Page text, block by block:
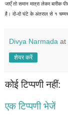
जाएँ तो समान मात्रा लेकर
है। दो-दो घंटे के अंतराल से १
Divya Narmada at
शेयर करें
कोई टिप्पणी नहीं:
एक टिप्पणी भेजें